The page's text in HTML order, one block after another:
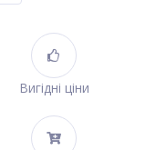
Вигідні ціни